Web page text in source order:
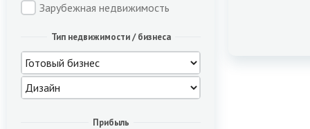
Зарубежная недвижимость
Тип недвижимости / бизнеса
Прибыль